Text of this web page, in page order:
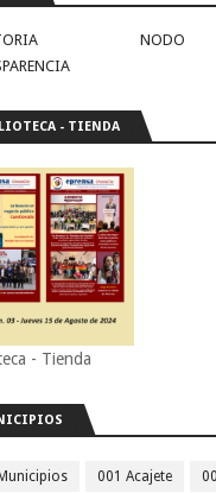
NODO
- TIENDA
- Tienda
001 Acajete